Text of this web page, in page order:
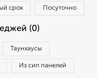
срок Посуточно
(0)
Таунхаусы
Из сип панелей